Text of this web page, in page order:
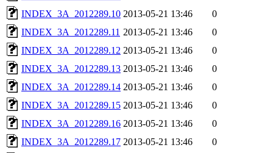
INDEX_3A_2012289.10 2013-05-21 13:46
0
INDEX_3A_2012289.11 2013-05-21 13:46
0
INDEX_3A_2012289.12 2013-05-21 13:46
0
INDEX_3A_2012289.13 2013-05-21 13:46
0
INDEX_3A_2012289.14 2013-05-21 13:46
0
INDEX_3A_2012289.15 2013-05-21 13:46
0
INDEX_3A_2012289.16 2013-05-21 13:46
0
INDEX_3A_2012289.17 2013-05-21 13:46
0